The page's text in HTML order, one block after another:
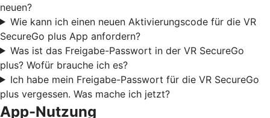
neuen?
Wie kann ich einen neuen Aktivierungscode für die VR
SecureGo plus App anfordern?
Was ist das Freigabe-Passwort in der VR SecureGo
plus? Wofür brauche ich es?
Ich habe mein Freigabe-Passwort für die VR SecureGo
plus vergessen. Was mache ich jetzt?
App-Nutzung